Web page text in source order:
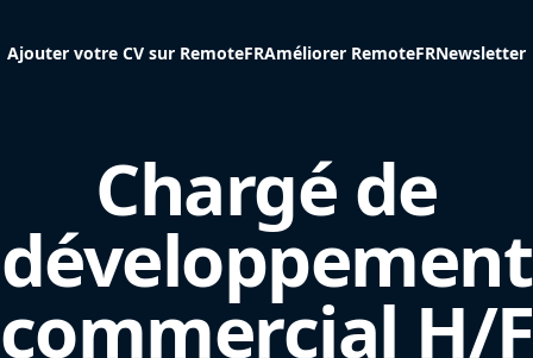
Ajouter votre CV sur RemoteFRAméliorer RemoteFRNewsletter
Chargé de
développement
commercial H/F